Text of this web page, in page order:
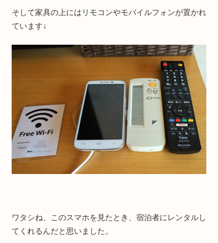
そして家具の上にはリモコンやモバイルフォンが置かれ
ています↓
ワタシね、このスマホを見たとき、宿泊者にレンタルし
てくれるんだと思いました。